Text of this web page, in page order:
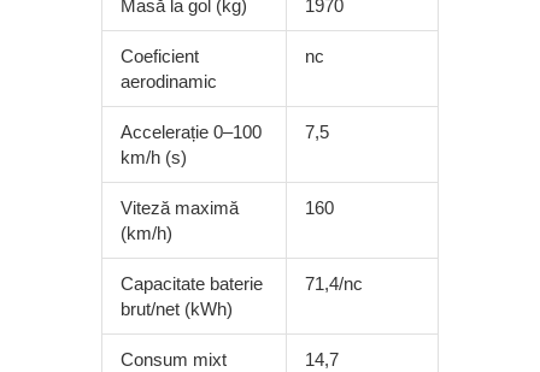
Masă la gol (kg) 1970
Coeficient
aerodinamic
nc
Accelerație 0–100
km/h (s)
7,5
Viteză maximă
(km/h)
160
Capacitate baterie
brut/net (kWh)
71,4/nc
Consum mixt
14,7